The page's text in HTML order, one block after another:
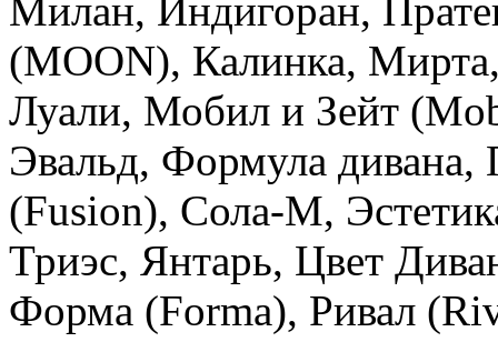
Милан, Индигоран,
(MOON), Калинка,
Луали, Мобил и Зейт
Эвальд, Формула
(Fusion), Сола-М,
Триэс, Янтарь, Цвет
Форма (Forma), Ривал